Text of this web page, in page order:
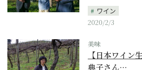
ワイン
2020/2/3
美味
【日本ワイン
典子さん…